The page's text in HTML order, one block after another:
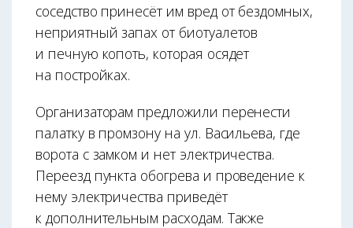
соседство принесёт им вред от бездомных,
неприятный запах от биотуалетов
и печную копоть, которая осядет
на постройках.
Организаторам предложили перенести
палатку в промзону на ул. Васильева, где
ворота с замком и нет электричества.
Переезд пункта обогрева и проведение к
нему электричества приведёт
к дополнительным расходам. Также